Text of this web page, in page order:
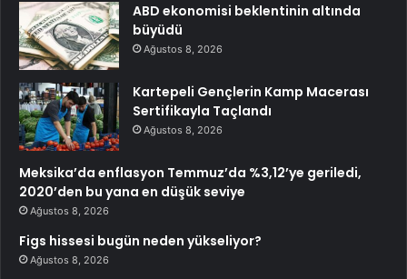
ABD ekonomisi beklentinin altında
büyüdü
Ağustos 8, 2026
Kartepeli Gençlerin Kamp Macerası
Sertifikayla Taçlandı
Ağustos 8, 2026
Meksika’da enflasyon Temmuz’da %3,12’ye geriledi,
2020’den bu yana en düşük seviye
Ağustos 8, 2026
Figs hissesi bugün neden yükseliyor?
Ağustos 8, 2026